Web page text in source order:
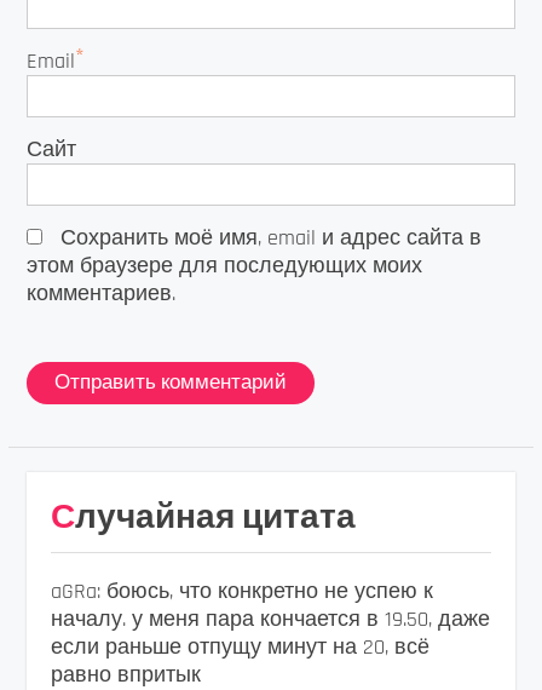
Email*
Сайт
Сохранить моё имя, email и адрес сайта в
этом браузере для последующих моих
комментариев.
Случайная цитата
aGRa: боюсь, что конкретно не успею к
началу. у меня пара кончается в 19.50, даже
если раньше отпущу минут на 20, всё
равно впритык